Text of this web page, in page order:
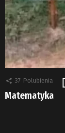
37 Polubienia
Matematyka